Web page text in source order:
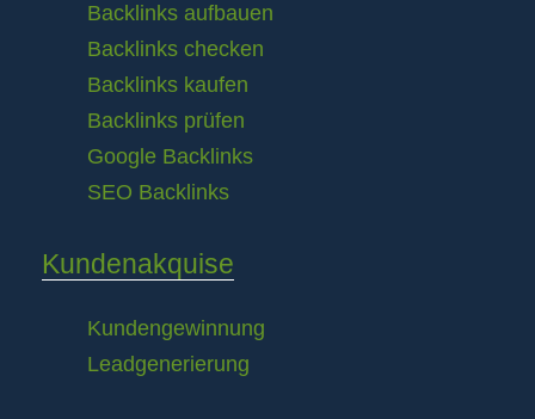
Backlinks aufbauen
Backlinks checken
Backlinks kaufen
Backlinks prüfen
Google Backlinks
SEO Backlinks
Kundenakquise
Kundengewinnung
Leadgenerierung